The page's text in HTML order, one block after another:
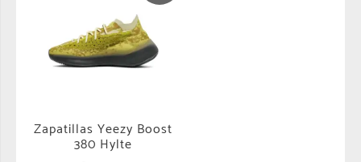
Zapatillas Yeezy Boost
380 Hylte